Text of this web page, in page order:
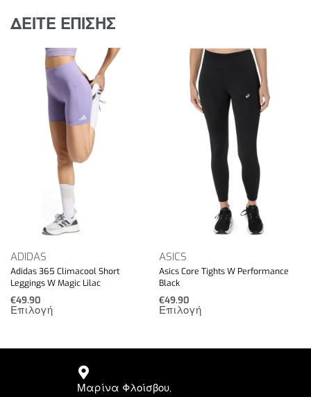
ΔΕΙΤΕ ΕΠΙΣΗΣ
ADIDAS
Adidas 365 Climacool Short
Leggings W Magic Lilac
€49.90
Επιλογή
ASICS
Asics Core Tights W Performance
Black
€49.90
Επιλογή
Μαρίνα Φλοίσβου,